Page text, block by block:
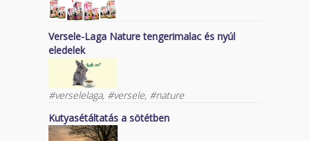
Versele-Laga Nature tengerimalac és nyúl
eledelek
#verselelaga, #versele, #nature
Kutyasétáltatás a sötétben